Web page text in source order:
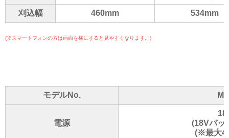
刈込幅 460mm 534mm
(※スマートフォンの方は画面を横にすると見やすくなります。 )
モデルNo.
電源
(18Vバッ
(※最大4